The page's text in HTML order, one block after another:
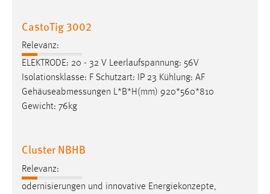
CastoTig 3002
Relevanz:
ELEKTRODE: 20 - 32 V Leerlaufspannung: 56V
Isolationsklasse: F Schutzart: IP 23 Kühlung: AF
Gehäuseabmessungen L*B*H(mm) 920*560*810
Gewicht: 76kg
Cluster NBHB
Relevanz:
odernisierungen und innovative Energiekonzepte,